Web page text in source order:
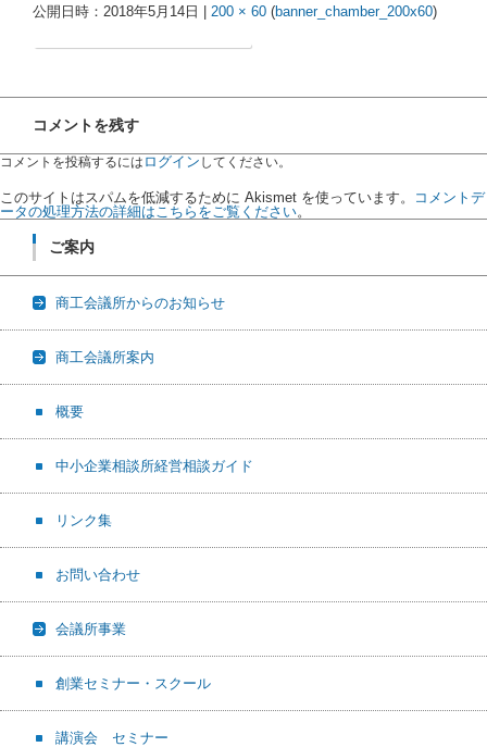
公開日時： 2018年5月14日 200 × 60 (banner_chamber_200x60)
コメントを残す
コメントを投稿するには ログイン してください。
このサイトはスパムを低減するために Akismet を使っています。
コメントデ
ータの処理方法の詳細はこちらをご覧ください。
ご案内
商工会議所からのお知らせ
商工会議所案内
概要
中小企業相談所経営相談ガイド
リンク集
お問い合わせ
会議所事業
創業セミナー・スクール
講演会 セミナー